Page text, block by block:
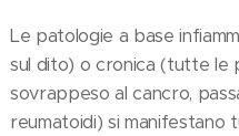
Le patologie a base
sul dito) o cronica (tutte le
sovrappeso al cancro,
reumatoidi) si manifestano